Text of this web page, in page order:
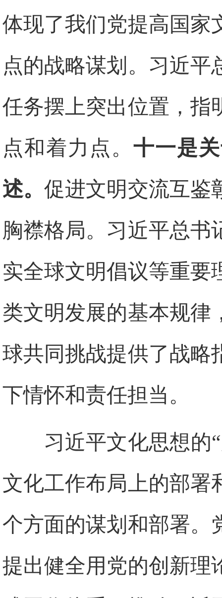
体现了我们党提高国家
点的战略谋划。习近平
任务摆上突出位置，指
点和着力点。 十一是
述。促进文明交流互鉴
胸襟格局。习近平总书
实全球文明倡议等重要
类文明发展的基本规律
球共同挑战提供了战略
下情怀和责任担当。
习近平文化思想的
文化工作布局上的部署
个方面的谋划和部署。
提出健全用党的创新理